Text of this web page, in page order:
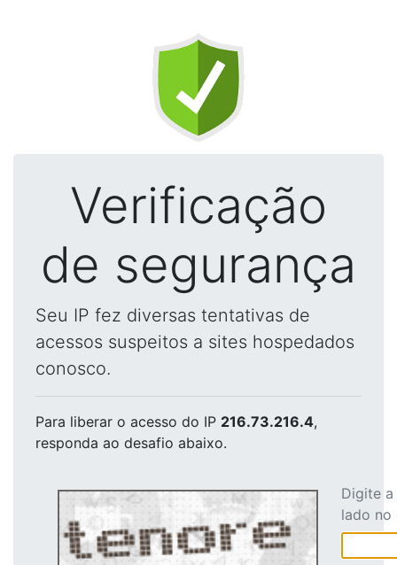
Verificação
de segurança
Seu IP fez diversas tentativas de
acessos suspeitos a sites hospedados
conosco.
Para liberar o acesso do IP 216.73.216.4,
responda ao desafio abaixo.
Digite
lado no